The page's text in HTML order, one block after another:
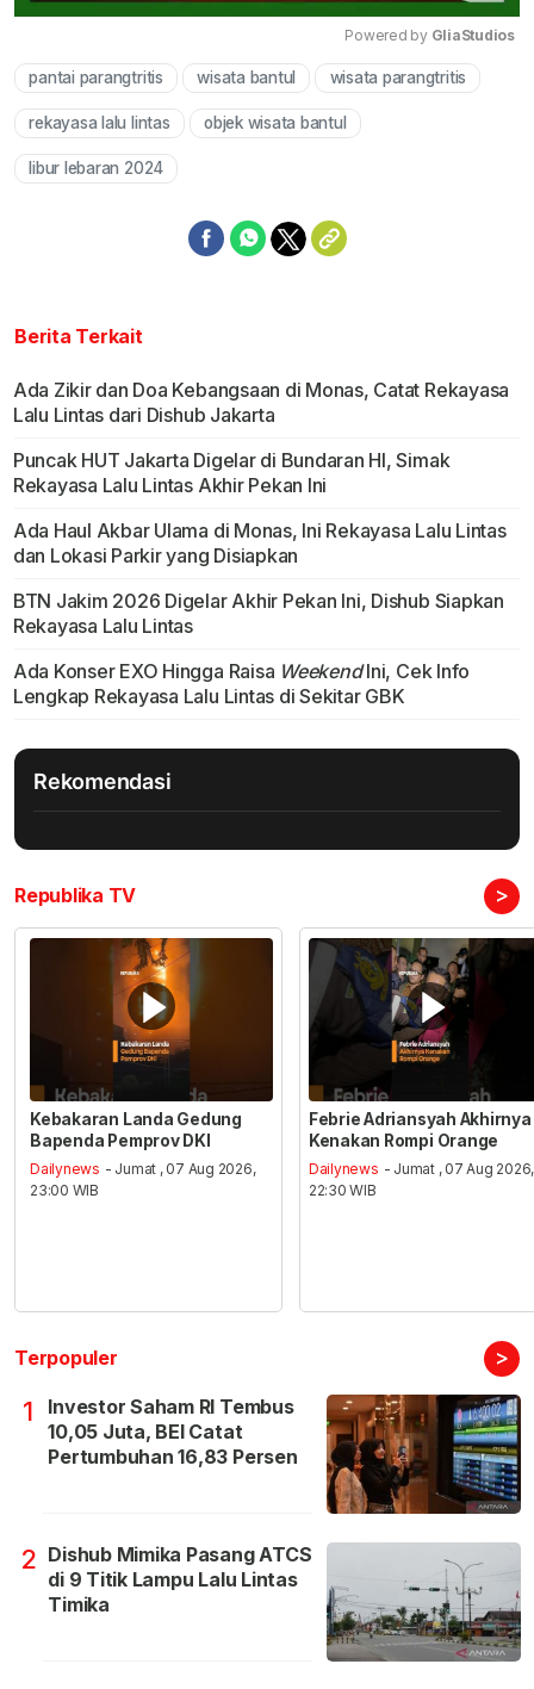
Mute
Powered by GliaStudios
pantai parangtritis wisata bantul wisata parangtritis
rekayasa lalu lintas objek wisata bantul
libur lebaran 2024
Berita Terkait
Ada Zikir dan Doa Kebangsaan di Monas, Catat Rekayasa
Lalu Lintas dari Dishub Jakarta
Puncak HUT Jakarta Digelar di Bundaran HI, Simak
Rekayasa Lalu Lintas Akhir Pekan Ini
Ada Haul Akbar Ulama di Monas, Ini Rekayasa Lalu Lintas
dan Lokasi Parkir yang Disiapkan
BTN Jakim 2026 Digelar Akhir Pekan Ini, Dishub Siapkan
Rekayasa Lalu Lintas
Ada Konser EXO Hingga Raisa WeekendIni, Cek Info
Lengkap Rekayasa Lalu Lintas di Sekitar GBK
Rekomendasi
Republika TV >
Kebakaran Landa Gedung
Bapenda Pemprov DKI
Dailynews - Jumat , 07 Aug 2026,
23:00 WIB
Febrie Adriansyah Akhirnya
Kenakan Rompi Orange
Dailynews - Jumat , 07 Aug 2026,
22:30 WIB
Terpopuler >
1
Investor Saham RI Tembus
10,05 Juta, BEI Catat
Pertumbuhan 16,83 Persen
2 Dishub Mimika Pasang ATCS
di 9 Titik Lampu Lalu Lintas
Timika